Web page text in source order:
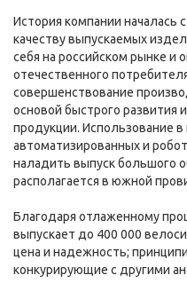
История компании началась
качеству выпускаемых
себя на российском рынке и
отечественного
совершенствование
основой быстрого развития
продукции. Использование
автоматизированных и
наладить выпуск большого
располагается в южной
Благодаря отлаженному
выпускает до 400 000
цена и надежность;
конкурирующие с другими